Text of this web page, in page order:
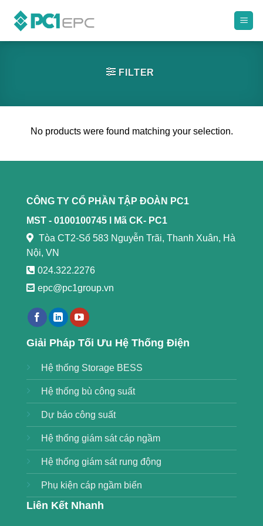
FILTER
No products were found matching your selection.
CÔNG TY CỔ PHẦN TẬP ĐOÀN PC1
MST - 0100100745 l
Mã CK- PC1
Tòa CT2-Số 583 Nguyễn Trãi, Thanh Xuân, Hà
Nội, VN
024.322.2276
epc@pc1group.vn
Giải Pháp Tối Ưu Hệ Thống Điện
Hệ thống Storage BESS
Hệ thống bù công suất
Dự báo công suất
Hệ thống giám sát cáp ngầm
Hệ thống giám sát rung động
Phụ kiện cáp ngầm biển
Liên Kết Nhanh